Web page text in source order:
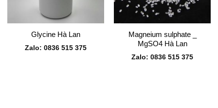
Glycine Hà Lan
Zalo: 0836 515 375
Magneium sulphate _
MgSO4 Hà Lan
Zalo: 0836 515 375